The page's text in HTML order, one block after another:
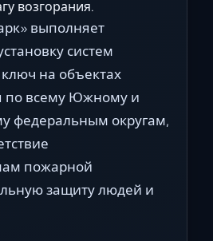
возгорания.
выполняет
систем
на объектах
по всему Южному и
федеральным округам,
пожарной
защиту людей и